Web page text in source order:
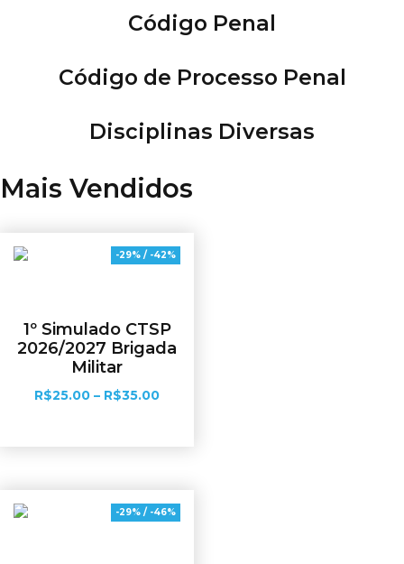
Código Penal
Código de Processo Penal
Disciplinas Diversas
Mais Vendidos
-29% / -42%
1º Simulado CTSP
2026/2027 Brigada
Militar
R$25.00 – R$35.00
-29% / -46%